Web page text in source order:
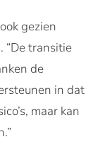
gezien
“De transitie
de
in dat
maar kan